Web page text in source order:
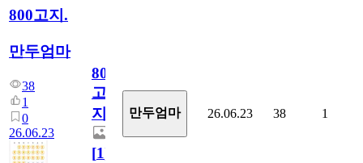
800고지.
만두엄마
38
1
0
26.06.23
800
고
지.
[1]
만두엄마 26.06.23 38 1